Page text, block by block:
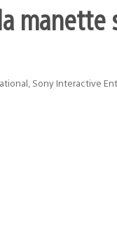
Sony Interactive